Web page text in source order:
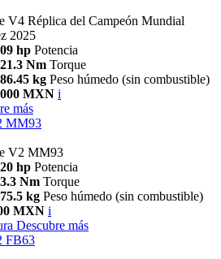
V4 Réplica del Campeón Mundial
2025
hp Potencia
Nm Torque
kg Peso húmedo (sin combustible)
MXN i
más
MM93
V2 MM93
hp Potencia
Nm Torque
kg Peso húmedo (sin combustible)
MXN i
Descubre más
FB63